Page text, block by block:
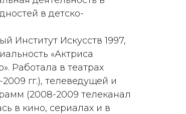
в детско-
Институт Искусств 1997,
«Актриса
Работала в театрах
2009 гг.), телеведущей и
(2008-2009 телеканал
в кино, сериалах и в